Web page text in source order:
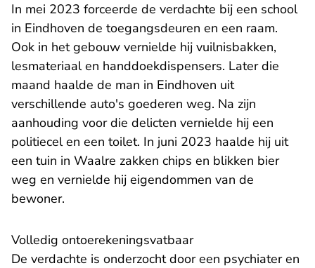
In mei 2023 forceerde de verdachte bij een school
in Eindhoven de toegangsdeuren en een raam.
Ook in het gebouw vernielde hij vuilnisbakken,
lesmateriaal en handdoekdispensers. Later die
maand haalde de man in Eindhoven uit
verschillende auto's goederen weg. Na zijn
aanhouding voor die delicten vernielde hij een
politiecel en een toilet. In juni 2023 haalde hij uit
een tuin in Waalre zakken chips en blikken bier
weg en vernielde hij eigendommen van de
bewoner.
Volledig ontoerekeningsvatbaar
De verdachte is onderzocht door een psychiater en